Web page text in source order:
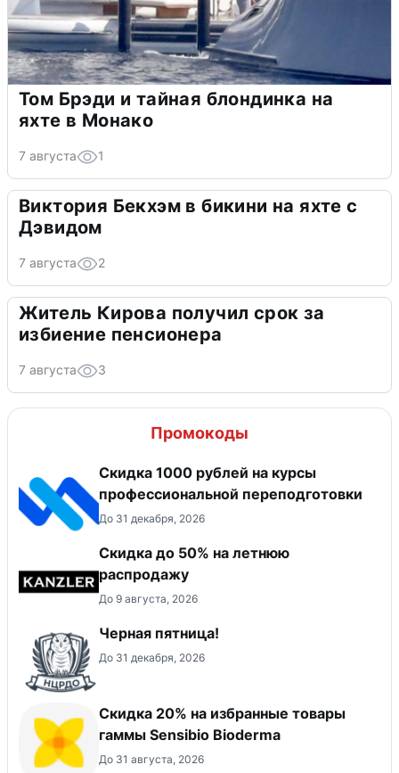
Том Брэди и тайная блондинка на
яхте в Монако
7 августа 1
Виктория Бекхэм в бикини на яхте с
Дэвидом
7 августа 2
Житель Кирова получил срок за
избиение пенсионера
7 августа 3
Промокоды
Скидка 1000 рублей на курсы
профессиональной переподготовки
До 31 декабря, 2026
Скидка до 50% на летнюю
распродажу
До 9 августа, 2026
Черная пятница!
До 31 декабря, 2026
Скидка 20% на избранные товары
гаммы Sensibio Bioderma
До 31 августа, 2026